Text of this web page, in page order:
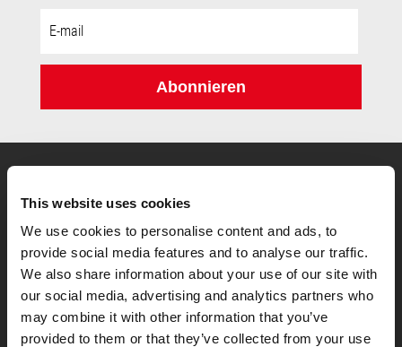
This website uses cookies
We use cookies to personalise content and ads, to
provide social media features and to analyse our traffic.
We also share information about your use of our site with
our social media, advertising and analytics partners who
may combine it with other information that you’ve
provided to them or that they’ve collected from your use
Mail-
Abonnieren
Zur Testsiegermatratze